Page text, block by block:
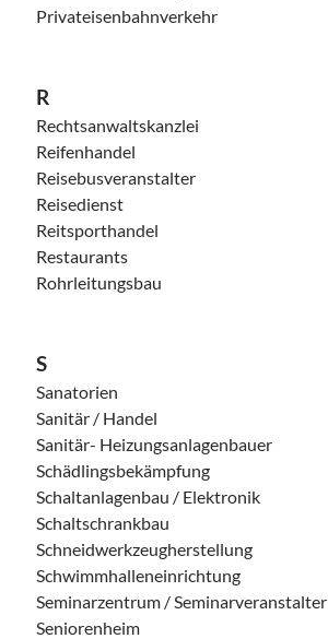
Privateisenbahnverkehr
R
Rechtsanwaltskanzlei
Reifenhandel
Reisebusveranstalter
Reisedienst
Reitsporthandel
Restaurants
Rohrleitungsbau
S
Sanatorien
Sanitär / Handel
Sanitär- Heizungsanlagenbauer
Schädlingsbekämpfung
Schaltanlagenbau / Elektronik
Schaltschrankbau
Schneidwerkzeugherstellung
Schwimmhalleneinrichtung
Seminarzentrum / Seminarveranstalter
Seniorenheim